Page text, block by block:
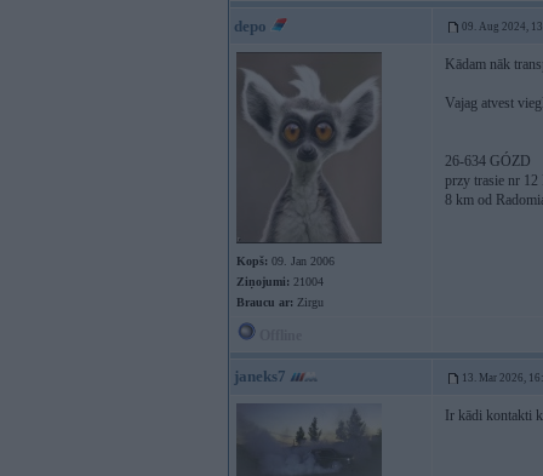
depo 09. Aug 2024,
Kopš: 09. Jan 2006
Ziņojumi: 21004
Braucu ar: Zirgu
Kādam nāk
Vajag atvest
26-634 GÓZD
przy trasie nr
8 km od
janeks7 13. Mar 2026,
Ir kādi kontakti